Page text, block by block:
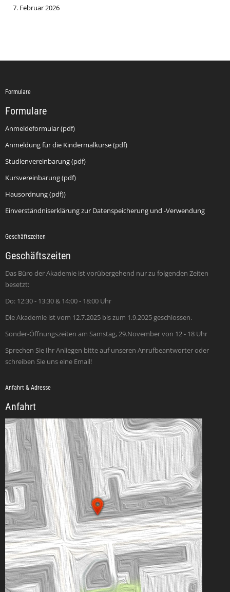
7. Februar 2026
Formulare
Formulare
Anmeldeformular (pdf)
Anmeldung für die Kindermalkurse (pdf)
Studienvereinbarung (pdf)
Kursvereinbarung (pdf)
Hausordnung (pdf))
Einverständniserklärung zur Datenspeicherung und -Verwendung
Geschäftszeiten
Geschäftszeiten
Das Büro der Akademie ist vorübergehend nur zu folgenden Zeiten
besetzt:
Do: 12:30 - 13:30 & 14:00 - 18:00 Uhr
Die Akademie ist vom 12.7.2025 bis zum 1.9.2025 geschlossen.
Sonder-Öffnungszeiten am Samstag, 29.November von 12 - 18 Uhr
Sprechen Sie Ihr Anliegen bitte auf unseren Anrufbeantworter oder
schreiben Sie uns eine Email!
Anfahrt & Adresse
Anfahrt